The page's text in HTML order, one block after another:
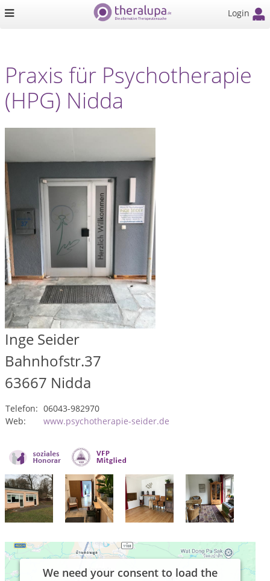
Login
Praxis für Psychotherapie
(HPG) Nidda
Inge Seider
Bahnhofstr.37
63667 Nidda
Telefon: 06043-982970
Web:
www.psychotherapie-seider.de
We need your consent to load the